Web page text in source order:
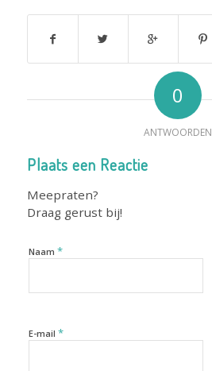
0
ANTWOORDEN
Plaats een Reactie
Meepraten?
Draag gerust bij!
Naam *
E-mail *